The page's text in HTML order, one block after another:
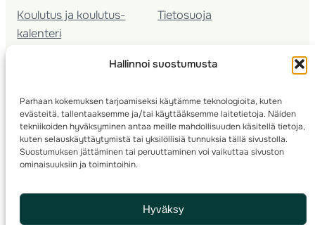
Hallinnoi suostumusta
Parhaan kokemuksen tarjoamiseksi käytämme teknologioita, kuten
evästeitä, tallentaaksemme ja/tai käyttääksemme laitetietoja. Näiden
tekniikoiden hyväksyminen antaa meille mahdollisuuden käsitellä tietoja,
kuten selauskäyttäytymistä tai yksilöllisiä tunnuksia tällä sivustolla.
Suostumuksen jättäminen tai peruuttaminen voi vaikuttaa sivuston
ominaisuuksiin ja toimintoihin.
Hyväksy
Koulutus ja koulutus­
kalenteri
Seura­kehittäminen
Kartoitus
Ratamestari
Tietosuoja
© 2025 ·Suomen Suunnistusliitto· Valimotie 10, 00380 Helsinki, Finland
info(a)suunnistusliitto.fi,Rastilipun asiat: rastilippu(a)suunnistusliitto.fi